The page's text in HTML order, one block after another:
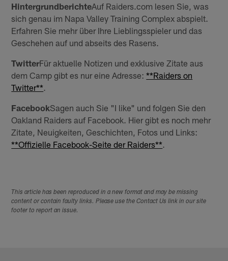
HintergrundberichteAuf Raiders.com lesen Sie, was
sich genau im Napa Valley Training Complex abspielt.
Erfahren Sie mehr über Ihre Lieblingsspieler und das
Geschehen auf und abseits des Rasens.
TwitterFür aktuelle Notizen und exklusive Zitate aus
dem Camp gibt es nur eine Adresse:**Raiders on
Twitter**
FacebookSagen auch Sie "I like" und folgen Sie den
Oakland Raiders auf Facebook. Hier gibt es noch mehr
Zitate, Neuigkeiten, Geschichten, Fotos und Links:
**Offizielle Facebook-Seite der Raiders**
This article has been reproduced in a new format and may be missing
content or contain faulty links. Please use the Contact Us link in our site
footer to report an issue.